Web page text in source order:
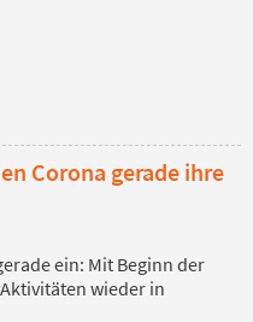
Corona gerade ihre
ein: Mit Beginn der
wieder in